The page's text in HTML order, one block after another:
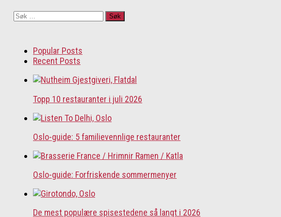
Søk
Popular Posts
Recent Posts
Topp 10 restauranter i juli 2026
Oslo-guide: 5 familievennlige restauranter
Oslo-guide: Forfriskende sommermenyer
De mest populære spisestedene så langt i 2026